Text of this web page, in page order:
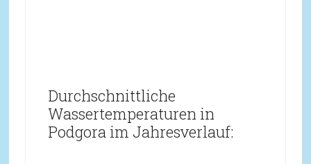
Durchschnittliche
Wassertemperaturen in
Podgora im Jahresverlauf: